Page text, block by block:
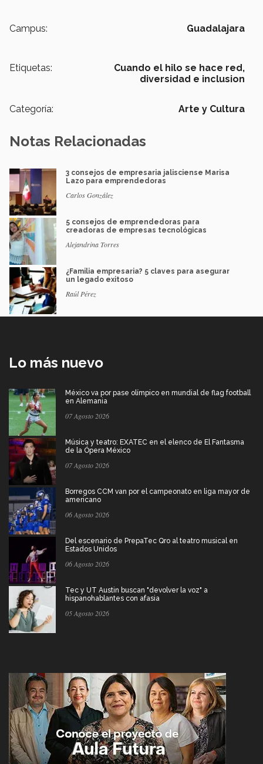
Campus: Guadalajara
Etiquetas:
Cuando el hilo se hace red,
diversidad e inclusion
Categoría: Arte y Cultura
Notas Relacionadas
3 consejos de empresaria jalisciense Marisa
Lazo para emprendedoras
Carlos González
5 consejos de emprendedoras para
creadoras de empresas tecnológicas
Alejandrina Torres
¿Familia empresaria? 5 claves para asegurar
un legado exitoso
Raúl Pérez
Lo más nuevo
México va por pase olímpico en mundial de flag football
en Alemania
07 Agosto 2026
Música y teatro: EXATEC en el elenco de El Fantasma
de la Ópera México
07 Agosto 2026
Borregos CCM van por el campeonato en liga mayor de
americano
06 Agosto 2026
Del escenario de PrepaTec Qro al teatro musical en
Estados Unidos
06 Agosto 2026
Tec y UT Austin buscan "devolver la voz" a
hispanohablantes con afasia
05 Agosto 2026